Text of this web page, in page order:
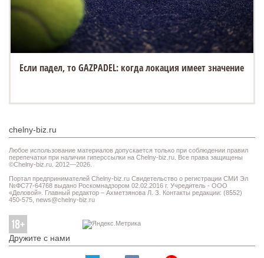
Если падел, то GAZPADEL: когда локация имеет значение
chelny-biz.ru
Любое использование материалов допускается только при соблюдении правил
перепечатки при наличии гиперссылки на Chelny-biz.ru. Все права защищены
©Chelny-biz.ru. 2012—2026.
Портал предпринимателей Chelny-biz.ru Свидетельство о регистрации СМИ Эл
№ФС77-64768 выдано Роскомнадзором 02.02.2016 г. Учредитель - ООО
«Деловой». Главный редактор – Ахметзянова Л. З. Контакты редакции: (8552)
450-575, news@chelny-biz.ru
Дружите с нами